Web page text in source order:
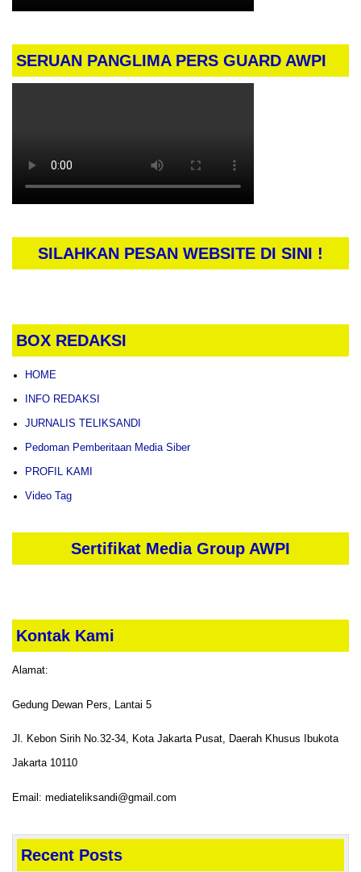
SERUAN PANGLIMA PERS GUARD AWPI
SILAHKAN PESAN WEBSITE DI SINI !
BOX REDAKSI
HOME
INFO REDAKSI
JURNALIS TELIKSANDI
Pedoman Pemberitaan Media Siber
PROFIL KAMI
Video Tag
Sertifikat Media Group AWPI
Kontak Kami
Alamat:
Gedung Dewan Pers, Lantai 5
Jl. Kebon Sirih No.32-34, Kota Jakarta Pusat, Daerah Khusus Ibukota
Jakarta 10110
Email: mediateliksandi@gmail.com
Recent Posts